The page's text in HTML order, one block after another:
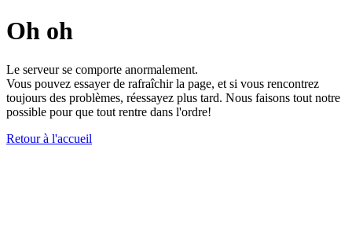
Oh oh
Le serveur se comporte anormalement.
Vous pouvez essayer de rafraîchir la page, et si vous rencontrez
toujours des problèmes, réessayez plus tard. Nous faisons tout notre
possible pour que tout rentre dans l'ordre!
Retour à l'accueil